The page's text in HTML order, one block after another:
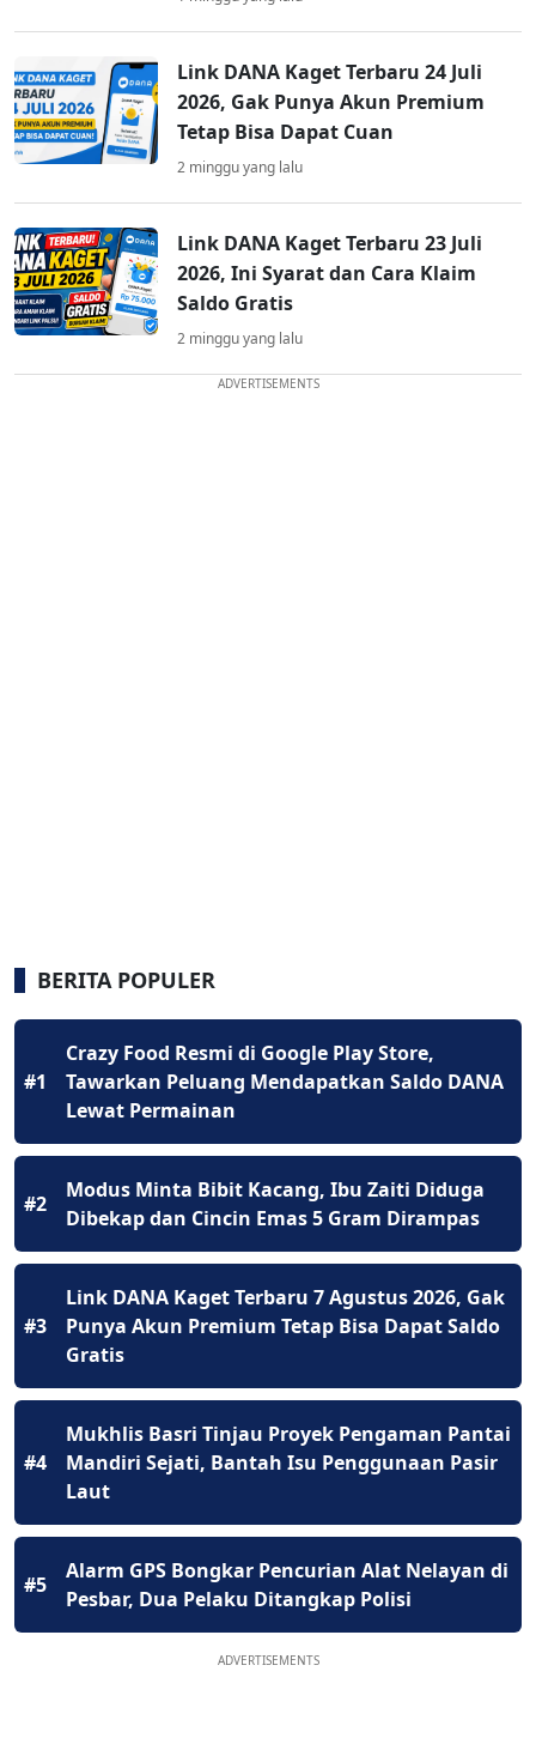
Link DANA Kaget Terbaru 24 Juli
2026, Gak Punya Akun Premium
Tetap Bisa Dapat Cuan
2 minggu yang lalu
Link DANA Kaget Terbaru 23 Juli
2026, Ini Syarat dan Cara Klaim
Saldo Gratis
2 minggu yang lalu
ADVERTISEMENTS
BERITA POPULER
#1
Crazy Food Resmi di Google Play Store,
Tawarkan Peluang Mendapatkan Saldo DANA
Lewat Permainan
#2
Modus Minta Bibit Kacang, Ibu Zaiti Diduga
Dibekap dan Cincin Emas 5 Gram Dirampas
#3
Link DANA Kaget Terbaru 7 Agustus 2026, Gak
Punya Akun Premium Tetap Bisa Dapat Saldo
Gratis
#4
Mukhlis Basri Tinjau Proyek Pengaman Pantai
Mandiri Sejati, Bantah Isu Penggunaan Pasir
Laut
#5
Alarm GPS Bongkar Pencurian Alat Nelayan di
Pesbar, Dua Pelaku Ditangkap Polisi
ADVERTISEMENTS